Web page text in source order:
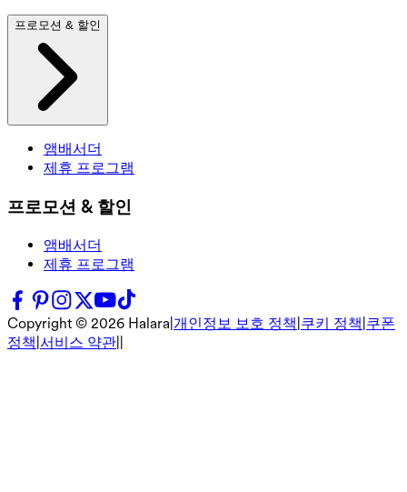
프로모션 & 할인
앰배서더
제휴 프로그램
프로모션 & 할인
앰배서더
제휴 프로그램
Copyright © 2026 Halara 개인정보 보호 정책 쿠키 정책 쿠폰
정책 서비스 약관